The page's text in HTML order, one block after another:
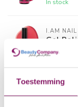
Toestemming
I.AM NAIL
Gel
In stock
I.AM NAIL
Gel